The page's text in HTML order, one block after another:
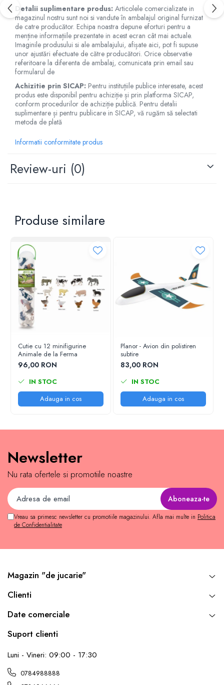
Detalii suplimentare produs: Articolele comercializate in
magazinul nostru sunt noi si vandute în ambalajul original furnizat
de catre producător. Echipa noastra depune eforturi pentru a
menține informațiile prezentate in acest ecran cât mai actuale.
Imaginile produsului si ale ambalajului, afișate aici, pot fi supuse
unor ajustări efectuate de către producători. Orice observatie
referitoare la diferenta de ambalaj, comunicata prin email sau
formularul de
Achizitie prin SICAP: Pentru instituțiile publice interesate, acest
produs este disponibil pentru achiziție și prin platforma SICAP,
conform procedurilor de achiziție publică. Pentru detalii
suplimentare și pentru publicare in SICAP, vă rugăm să selectati
metoda de plată
Informatii conformitate produs
Review-uri (0)
Produse similare
Cutie cu 12 minifigurine
Animale de la Ferma
96,00 RON
IN STOC
Adauga in cos
Planor - Avion din polistiren
subtire
83,00 RON
IN STOC
Adauga in cos
Newsletter
Nu rata ofertele si promotiile noastre
Vreau sa primesc newsletter cu promotiile magazinului. Afla mai multe in Politica
de Confidentialitate
Magazin "de jucarie"
Clienti
Date comerciale
Suport clienti
Luni - Vineri: 09:00 - 17:30
0784988888